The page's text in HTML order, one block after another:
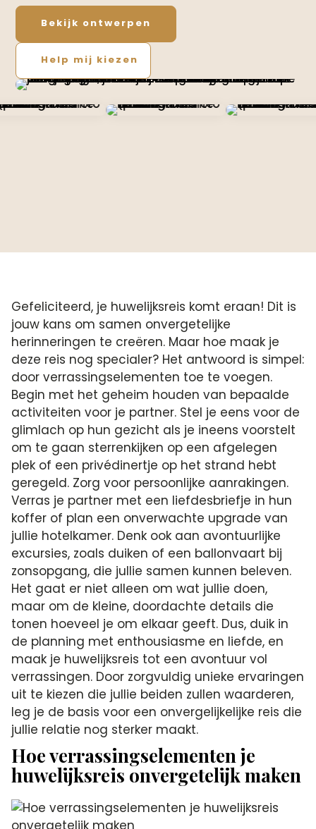
Bekijk ontwerpen
Help mij kiezen
Gefeliciteerd, je huwelijksreis komt eraan! Dit is
jouw kans om samen onvergetelijke
herinneringen te creëren. Maar hoe maak je
deze reis nog specialer? Het antwoord is simpel:
door verrassingselementen toe te voegen.
Begin met het geheim houden van bepaalde
activiteiten voor je partner. Stel je eens voor de
glimlach op hun gezicht als je ineens voorstelt
om te gaan sterrenkijken op een afgelegen
plek of een privédinertje op het strand hebt
geregeld. Zorg voor persoonlijke aanrakingen.
Verras je partner met een liefdesbriefje in hun
koffer of plan een onverwachte upgrade van
jullie hotelkamer. Denk ook aan avontuurlijke
excursies, zoals duiken of een ballonvaart bij
zonsopgang, die jullie samen kunnen beleven.
Het gaat er niet alleen om wat jullie doen,
maar om de kleine, doordachte details die
tonen hoeveel je om elkaar geeft. Dus, duik in
de planning met enthousiasme en liefde, en
maak je huwelijksreis tot een avontuur vol
verrassingen. Door zorgvuldig unieke ervaringen
uit te kiezen die jullie beiden zullen waarderen,
leg je de basis voor een onvergelijkelijke reis die
jullie relatie nog sterker maakt.
Hoe verrassingselementen je
huwelijksreis onvergetelijk maken